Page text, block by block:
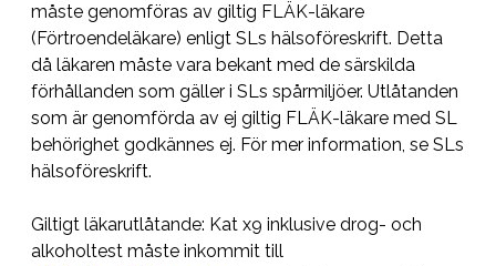
måste genomföras av giltig FLÄK-läkare
(Förtroendeläkare) enligt SLs hälsoföreskrift. Detta
då läkaren måste vara bekant med de särskilda
förhållanden som gäller i SLs spårmiljöer. Utlåtanden
som är genomförda av ej giltig FLÄK-läkare med SL
behörighet godkännes ej. För mer information, se SLs
hälsoföreskrift.
Giltigt läkarutlåtande: Kat x9 inklusive drog- och
alkoholtest måste inkommit till